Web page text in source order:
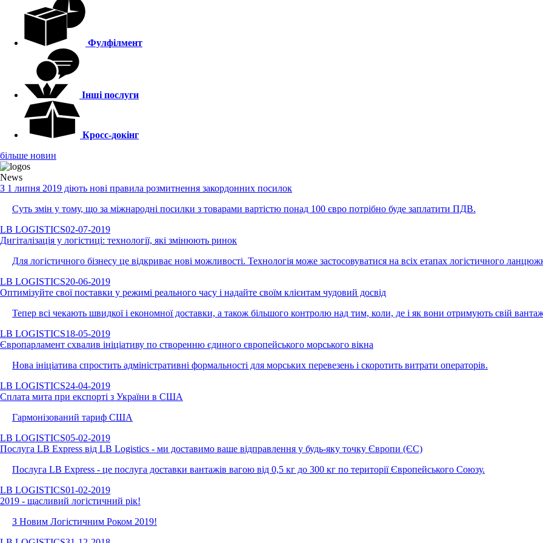
Фулфілмент
Інші послуги
Кросс-докінг
більше новин
News
З 1 липня 2019 діють нові правила розмитнення закордонних посилок
Суть змін у тому, що за міжнародні посилки з товарами вартістю понад 100 євро потрібно буде заплатити ПДВ.
LB LOGISTICS02-07-2019
Дигіталізація у логістиці: технології, які змінюють ринок
Для логістичного бізнесу це відкриває нові можливості. Технологія може застосовуватися на всіх етапах логістичного
LB LOGISTICS20-06-2019
Оптимізуйте свої поставки у режимі реального часу і надайте своїм клієнтам чудовий досвід
Тепер всі чекають швидкої і економної доставки, а також більшого контролю над тим, коли, де і як вони отримують свій
LB LOGISTICS18-05-2019
Європарламент схвалив ініціативу по створенню єдиного європейського морського вікна
Нова ініціатива спростить адміністративні формальності для морських перевезень і скоротить витрати операторів.
LB LOGISTICS24-04-2019
Сплата мита при експорті з України в США
Гармонізований тариф США
LB LOGISTICS05-02-2019
Послуга LB Express від LB Logistics - ми доставимо ваше відправлення у будь-яку точку Європи (ЄС)
Послуга LB Express - це послуга доставки вантажів вагою від 0,5 кг до 300 кг по території Європейського Союзу.
LB LOGISTICS01-02-2019
2019 - щасливий логістичний рік!
З Новим Логістичним Роком 2019!